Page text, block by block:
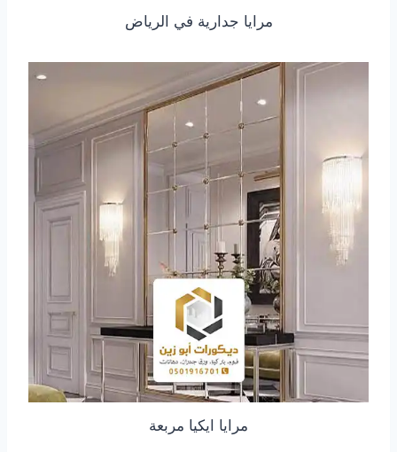
مرايا جدارية في الرياض
مرايا ايكيا مربعة